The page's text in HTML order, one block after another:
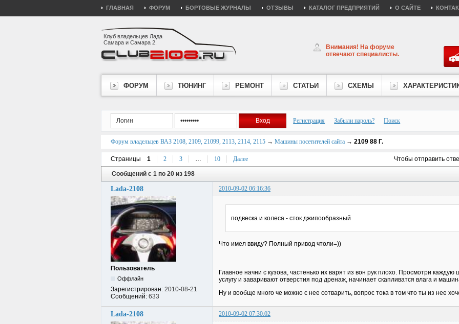
ГЛАВНАЯ ФОРУМ БОРТОВЫЕ ЖУРНАЛЫ ОТЗЫВЫ КАТАЛОГ ПРЕДПРИЯТИЙ О САЙТЕ
Клуб владельцев Лада
Самара и Самара 2.
Внимания! На форуме
отвечают специалисты.
ФОРУМ ТЮНИНГ РЕМОНТ СТАТЬИ СХЕМЫ
Регистрация Забыли пароль? Поиск
Форум владельцев ВАЗ 2108, 2109, 21099, 2113, 2114, 2115 → Машины посетителей сайта → 2109 88 Г.
Страницы 1 2 3 … 10 Далее Чтобы отправить
Сообщений с 1 по 20 из 198
Lada-2108 2010-09-02 06:16:36
Пользователь
Оффлайн
Зарегистрирован: 2010-08-21
Сообщений: 633
подвеска и колеса - сток джипообразный
Что имел ввиду? Полный привод чтоли=))
Главное начни с кузова, частенько их варят из вон рук плохо. Просмотри
услугу и заваривают отверстия под дренаж, начинает скапливатся влага и
Ну и вообще много че можно с нее сотварить, вопрос тока в том что ты из нее
Lada-2108 2010-09-02 07:30:02